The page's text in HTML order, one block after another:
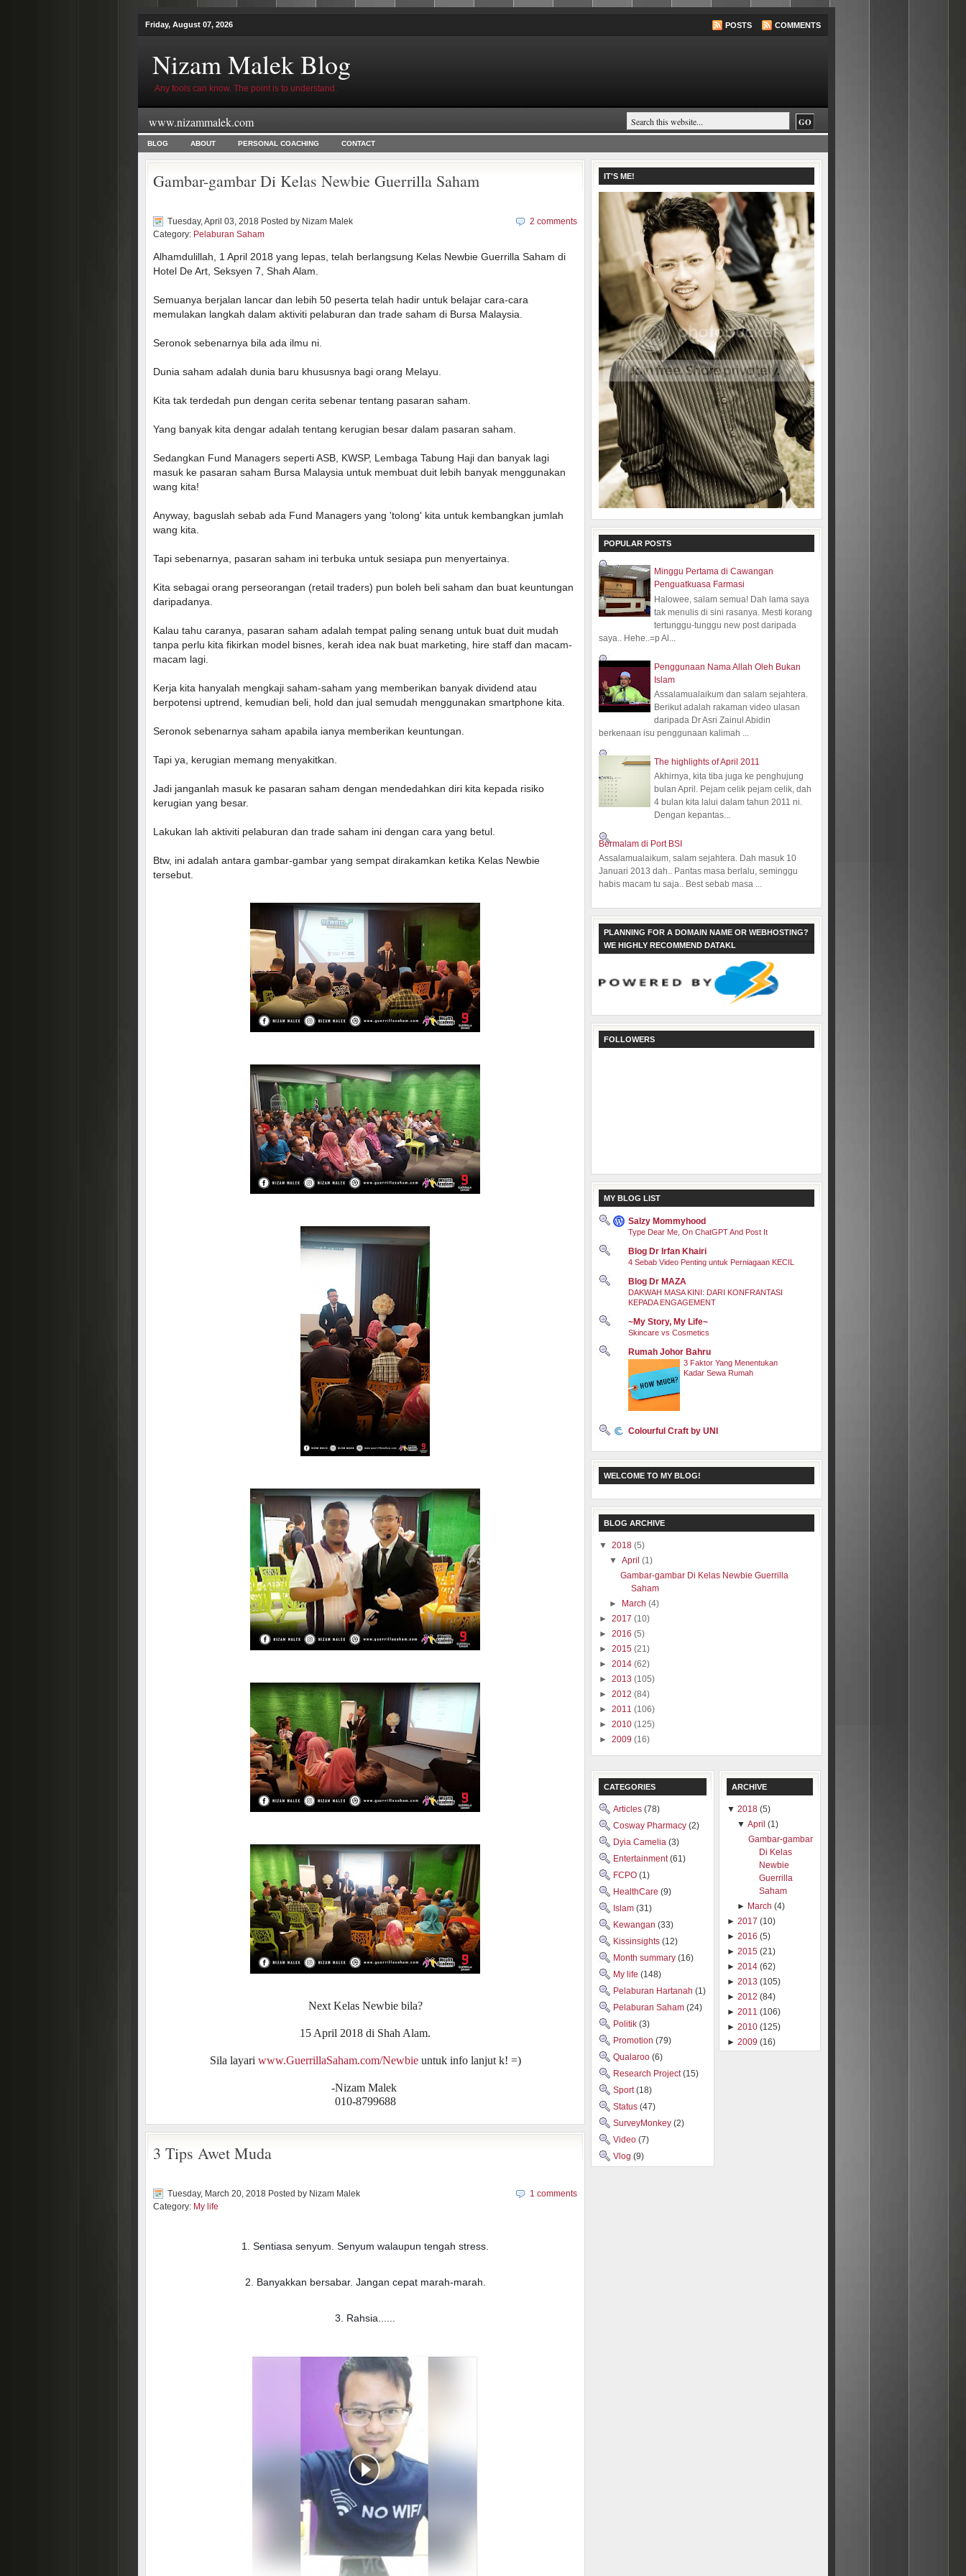
Friday, August 07, 2026 POSTS COMMENTS
Nizam Malek Blog
Any fools can know. The point is to understand.
www.nizammalek.com
BLOG ABOUT PERSONAL COACHING CONTACT
Gambar-gambar Di Kelas Newbie Guerrilla Saham
2 comments
Tuesday, April 03, 2018 Posted by Nizam Malek
Category: Pelaburan Saham
Alhamdulillah, 1 April 2018 yang lepas, telah berlangsung Kelas Newbie Guerrilla Saham di
Hotel De Art, Seksyen 7, Shah Alam.
Semuanya berjalan lancar dan lebih 50 peserta telah hadir untuk belajar cara-cara
memulakan langkah dalam aktiviti pelaburan dan trade saham di Bursa Malaysia.
Seronok sebenarnya bila ada ilmu ni.
Dunia saham adalah dunia baru khususnya bagi orang Melayu.
Kita tak terdedah pun dengan cerita sebenar tentang pasaran saham.
Yang banyak kita dengar adalah tentang kerugian besar dalam pasaran saham.
Sedangkan Fund Managers seperti ASB, KWSP, Lembaga Tabung Haji dan banyak lagi
masuk ke pasaran saham Bursa Malaysia untuk membuat duit lebih banyak menggunakan
wang kita!
Anyway, baguslah sebab ada Fund Managers yang 'tolong' kita untuk kembangkan jumlah
wang kita.
Tapi sebenarnya, pasaran saham ini terbuka untuk sesiapa pun menyertainya.
Kita sebagai orang perseorangan (retail traders) pun boleh beli saham dan buat keuntungan
daripadanya.
Kalau tahu caranya, pasaran saham adalah tempat paling senang untuk buat duit mudah
tanpa perlu kita fikirkan model bisnes, kerah idea nak buat marketing, hire staff dan macam-
macam lagi.
Kerja kita hanyalah mengkaji saham-saham yang memberikan banyak dividend atau
berpotensi uptrend, kemudian beli, hold dan jual semudah menggunakan smartphone kita.
Seronok sebenarnya saham apabila ianya memberikan keuntungan.
Tapi ya, kerugian memang menyakitkan.
Jadi janganlah masuk ke pasaran saham dengan mendedahkan diri kita kepada risiko
kerugian yang besar.
Lakukan lah aktiviti pelaburan dan trade saham ini dengan cara yang betul.
Btw, ini adalah antara gambar-gambar yang sempat dirakamkan ketika Kelas Newbie
tersebut.
Next Kelas Newbie bila?
15 April 2018 di Shah Alam.
Sila layari www.GuerrillaSaham.com/Newbieuntuk info lanjut k! =)
-Nizam Malek
010-8799688
3 Tips Awet Muda
1 comments
Tuesday, March 20, 2018 Posted by Nizam Malek
Category: My life
1. Sentiasa senyum. Senyum walaupun tengah stress.
2. Banyakkan bersabar. Jangan cepat marah-marah.
3. Rahsia......
IT'S ME!
POPULAR POSTS
Minggu Pertama di Cawangan
Penguatkuasa Farmasi
Halowee, salam semua! Dah lama saya
tak menulis di sini rasanya. Mesti korang
tertunggu-tunggu new post daripada
saya.. Hehe..=p Al...
Penggunaan Nama Allah Oleh Bukan
Islam
Assalamualaikum dan salam sejahtera.
Berikut adalah rakaman video ulasan
daripada Dr Asri Zainul Abidin
berkenaan isu penggunaan kalimah ...
The highlights of April 2011
Akhirnya, kita tiba juga ke penghujung
bulan April. Pejam celik pejam celik, dah
4 bulan kita lalui dalam tahun 2011 ni.
Dengan kepantas...
Bermalam di Port BSI
Assalamualaikum, salam sejahtera. Dah masuk 10
Januari 2013 dah.. Pantas masa berlalu, seminggu
habis macam tu saja.. Best sebab masa ...
PLANNING FOR A DOMAIN NAME OR WEBHOSTING?
WE HIGHLY RECOMMEND DATAKL
FOLLOWERS
MY BLOG LIST
Salzy Mommyhood
Type Dear Me, On ChatGPT And Post It
Blog Dr Irfan Khairi
4 Sebab Video Penting untuk Perniagaan KECIL
Blog Dr MAZA
DAKWAH MASA KINI: DARI KONFRANTASI
KEPADA ENGAGEMENT
~My Story, My Life~
Skincare vs Cosmetics
Rumah Johor Bahru
3 Faktor Yang Menentukan
Kadar Sewa Rumah
Colourful Craft by UNI
WELCOME TO MY BLOG!
BLOG ARCHIVE
▼ 2018 (5)
▼April(1)
Gambar-gambar Di Kelas Newbie Guerrilla
Saham
► March(4)
► 2017 (10)
► 2016 (5)
► 2015 (21)
► 2014 (62)
► 2013 (105)
► 2012 (84)
► 2011 (106)
► 2010 (125)
► 2009 (16)
CATEGORIES
Articles (78)
Cosway Pharmacy (2)
Dyia Camelia (3)
Entertainment(61)
FCPO (1)
HealthCare (9)
Islam (31)
Kewangan (33)
Kissinsights (12)
Month summary (16)
My life (148)
Pelaburan Hartanah (1)
Pelaburan Saham (24)
Politik (3)
Promotion (79)
Qualaroo (6)
Research Project(15)
Sport(18)
Status (47)
SurveyMonkey (2)
Video (7)
Vlog (9)
ARCHIVE
▼ 2018 (5)
▼April (1)
Gambar-gambar
Di Kelas
Newbie
Guerrilla
Saham
► March (4)
► 2017 (10)
► 2016 (5)
► 2015 (21)
► 2014 (62)
► 2013 (105)
► 2012 (84)
► 2011 (106)
► 2010 (125)
► 2009 (16)